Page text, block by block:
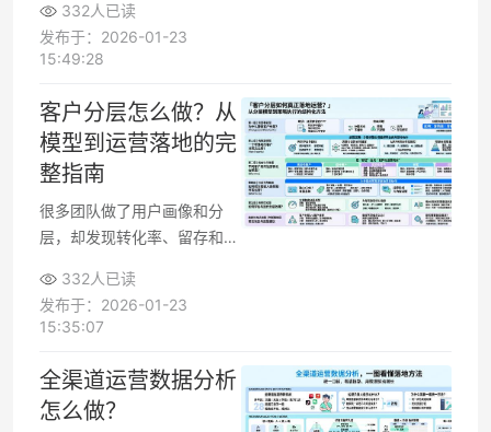
的客户分群模板。下文给出4
种常用、通用的分群模型，既
适合应用在CRM配置与用户
分层运营中，可按需直接套用
或稍作调整后使用。
332人已读
发布于：2026-01-23
15:49:28
客户分层怎么做？从
模型到运营落地的完
整指南
很多团队做了用户画像和分
层，却发现转化率、留存和客
在分层标准不清、运营策略不
配套、执行无法闭环。围绕客
运营的执行与优化，可以拆解
成一套结构化的方法，让精细
化运营不再停留在PPT里。
332人已读
发布于：2026-01-23
15:35:07
全渠道运营数据分析
怎么做？